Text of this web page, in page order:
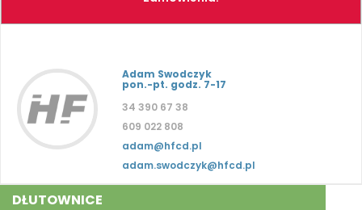
Adam Swodczyk
pon.-pt. godz. 7-17
34 390 67 38
609 022 808
adam@hfcd.pl
adam.swodczyk@hfcd.pl
DŁUTOWNICE